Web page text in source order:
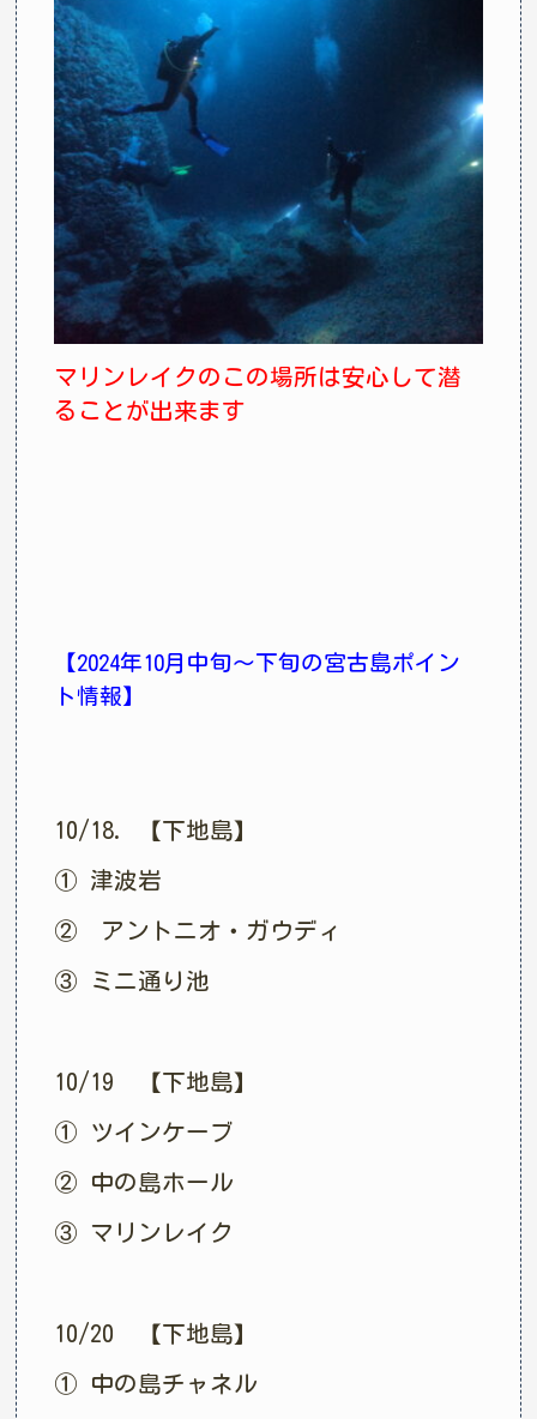
マリンレイクのこの場所は安心して潜
ることが出来ます
【2024年10月中旬〜下旬の宮古島ポイン
ト情報】
10/18. 【下地島】
① 津波岩
② アントニオ・ガウディ
③ ミニ通り池
10/19 【下地島】
① ツインケーブ
② 中の島ホール
③ マリンレイク
10/20 【下地島】
① 中の島チャネル